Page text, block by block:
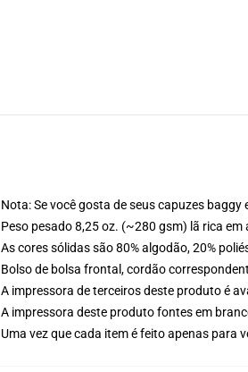
Nota: Se você gosta de seus capuzes
Peso pesado 8,25 oz. (~280 gsm) lã rica em
As cores sólidas são 80% algodão, 20%
Bolso de bolsa frontal, cordão
A impressora de terceiros deste produto é
A impressora deste produto fontes em
Uma vez que cada item é feito apenas para